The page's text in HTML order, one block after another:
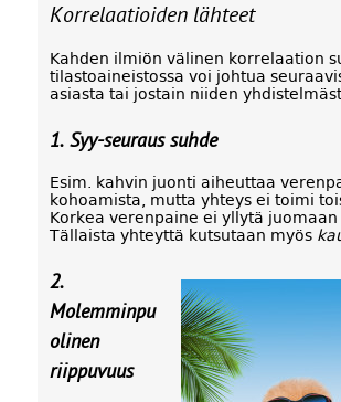
Korrelaatioiden lähteet
Kahden ilmiön välinen korrelaation
tilastoaineistossa voi johtua
asiasta tai jostain niiden
1. Syy-seuraus suhde
Esim. kahvin juonti aiheuttaa
kohoamista, mutta yhteys ei toimi
Korkea verenpaine ei yllytä juomaan
Tällaista yhteyttä kutsutaan myös
2.
Molemminpu
olinen
riippuvuus